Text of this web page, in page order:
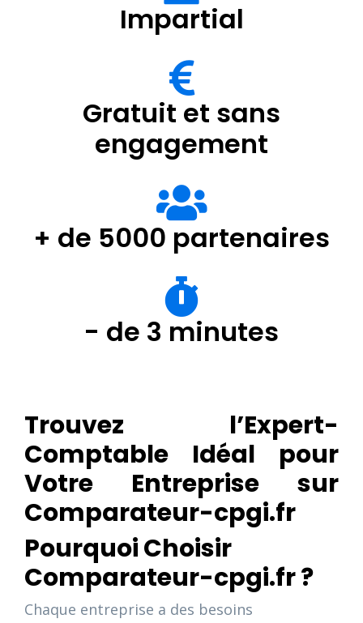
Impartial
Gratuit et sans
engagement
+ de 5000 partenaires
- de 3 minutes
Trouvez l’Expert-
Comptable Idéal pour
Votre Entreprise sur
Comparateur-cpgi.fr
Pourquoi Choisir
Comparateur-cpgi.fr ?
Chaque entreprise a des besoins